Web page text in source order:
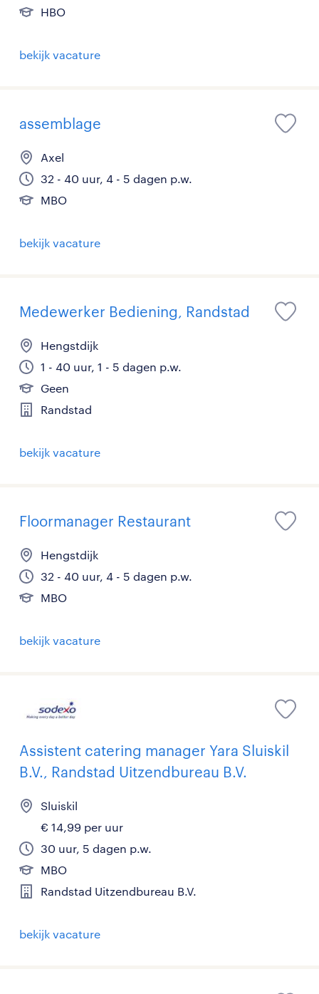
HBO
bekijk vacature
assemblage
Axel
32 - 40 uur, 4 - 5 dagen p.w.
MBO
bekijk vacature
Medewerker Bediening, Randstad
Hengstdijk
1 - 40 uur, 1 - 5 dagen p.w.
Geen
Randstad
bekijk vacature
Floormanager Restaurant
Hengstdijk
32 - 40 uur, 4 - 5 dagen p.w.
MBO
bekijk vacature
Assistent catering manager Yara Sluiskil
B.V., Randstad Uitzendbureau B.V.
Sluiskil
€ 14,99 per uur
30 uur, 5 dagen p.w.
MBO
Randstad Uitzendbureau B.V.
bekijk vacature